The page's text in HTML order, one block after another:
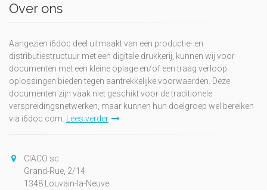
Over ons
Aangezien i6doc deel uitmaakt van een productie- en
distributiestructuur met een digitale drukkerij, kunnen wij voor
documenten met een kleine oplage en/of een traag verloop
oplossingen bieden tegen aantrekkelijke voorwaarden. Deze
documenten zijn vaak niet geschikt voor de traditionele
verspreidingsnetwerken, maar kunnen hun doelgroep wel bereiken
via i6doc.com. Lees verder
CIACO sc
Grand-Rue, 2/14
1348 Louvain-la-Neuve